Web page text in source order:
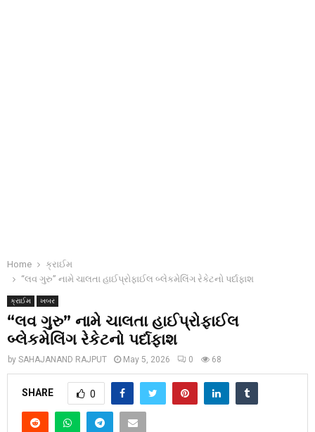
Home
ક્રાઈમ
“લવ ગુરુ” નામે ચાલતા હાઈપ્રોફાઈલ બ્લેકમેલિંગ રેકેટનો પર્દાફાશ
ક્રાઈમ ખબર
“લવ ગુરુ” નામે ચાલતા હાઈપ્રોફાઈલ
બ્લેકમેલિંગ રેકેટનો પર્દાફાશ
by SAHAJANAND RAJPUT May 5, 2026 0 68
SHARE 0